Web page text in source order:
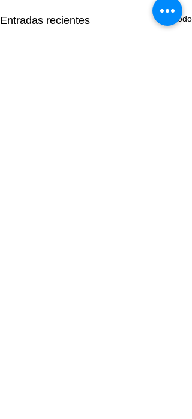
Entradas recientes Ver todo